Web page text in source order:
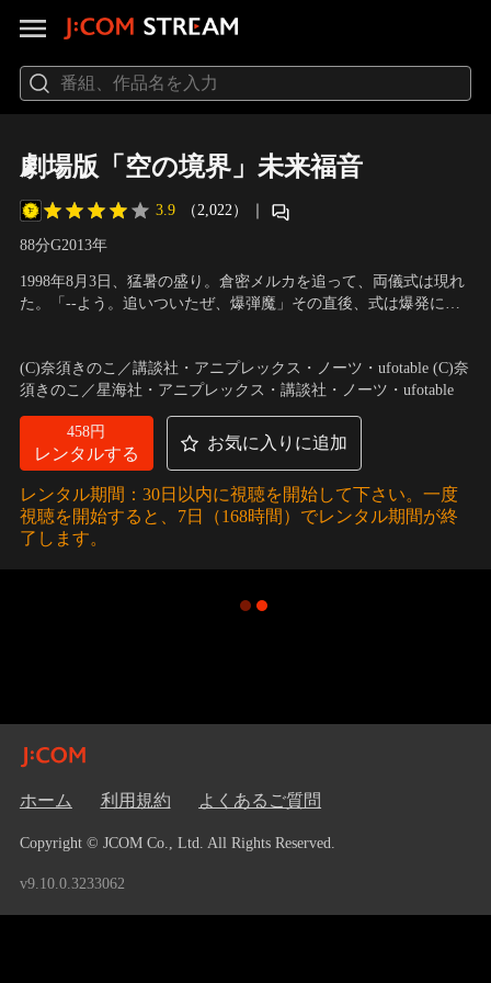
劇場版「空の境界」未来福音
3.9 （2,022） ｜
88分G2013年
1998年8月3日、猛暑の盛り。倉密メルカを追って、両儀式は現れ
た。「--よう。追いついたぜ、爆弾魔」その直後、式は爆発に巻
う。無条件に自分の言葉を信じてくれた幹也に、淡い恋心を抱い
た静音。静音は、幹也に長年培ってきた悩みを…。
(C)奈須きのこ／講談社・アニプレックス・ノーツ・ufotable (C)奈
須きのこ／星海社・アニプレックス・講談社・ノーツ・ufotable
458円
レンタルする
お気に入りに追加
レンタル期間：30日以内に視聴を開始して下さい。一度
視聴を開始すると、7日（168時間）でレンタル期間が終
了します。
ホーム 利用規約 よくあるご質問
Copyright © JCOM Co., Ltd. All Rights Reserved.
v9.10.0.3233062